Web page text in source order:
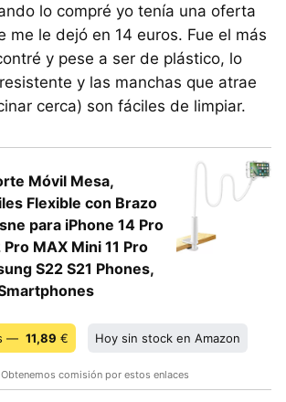
lo compré yo tenía una oferta
me le dejó en 14 euros. Fue el más
y pese a ser de plástico, lo
y las manchas que atrae
cerca) son fáciles de limpiar.
Móvil Mesa,
Flexible con Brazo
para iPhone 14 Pro
Pro MAX Mini 11 Pro
S22 S21 Phones,
— 11,89 € Hoy sin stock en Amazon
comisión por estos enlaces